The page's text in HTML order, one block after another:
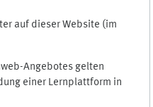
auf dieser Website (im
Angebotes gelten
einer Lernplattform in